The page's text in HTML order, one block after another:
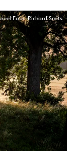
Foto: Richard Smits